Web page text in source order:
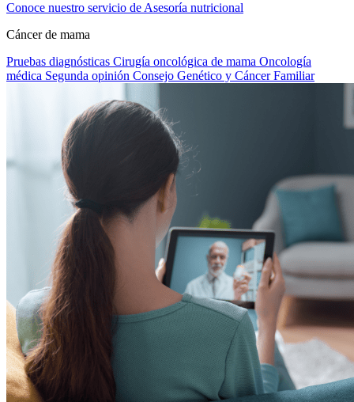
Conoce nuestro servicio de Asesoría nutricional
Cáncer de mama
Pruebas diagnósticas Cirugía oncológica de mama Oncología
médica Segunda opinión Consejo Genético y Cáncer Familiar